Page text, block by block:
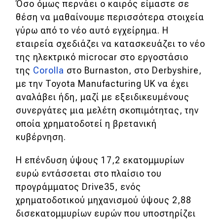
MOTO
Μεταχειρισμένο
Οδηγός αγοράς
Συμβουλές
Χρηστικά
ΚΤΕΟ
Οδική βοήθεια
Όσο όμως περνάει ο καιρός είμαστε σε
θέση να μαθαίνουμε περισσότερα στοιχεία
γύρω από το νέο αυτό εγχείρημα. Η
εταιρεία σχεδιάζει να κατασκευάζει το νέο
της ηλεκτρικό microcar στο εργοστάσιο
της Corolla στο Burnaston, στο Derbyshire,
με την Toyota Manufacturing UK να έχει
αναλάβει ήδη, μαζί με εξειδικευμένους
συνεργάτες μια μελέτη σκοπιμότητας, την
οποία χρηματοδοτεί η βρετανική
κυβέρνηση.
Η επένδυση ύψους 17,2 εκατομμυρίων
ευρώ εντάσσεται στο πλαίσιο του
προγράμματος Drive35, ενός
χρηματοδοτικού μηχανισμού ύψους 2,88
δισεκατομμυρίων ευρών που υποστηρίζει